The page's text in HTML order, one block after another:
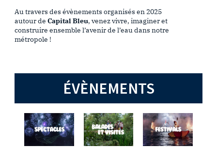
Au travers des évènements organisés en 2025
autour de Capital Bleu, venez vivre, imaginer et
construire ensemble l’avenir de l’eau dans notre
métropole !
ÉVÈNEMENTS